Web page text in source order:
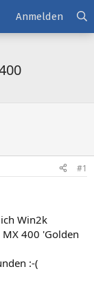
Anmelden
#1
Win2k
400 'Golden
:-(